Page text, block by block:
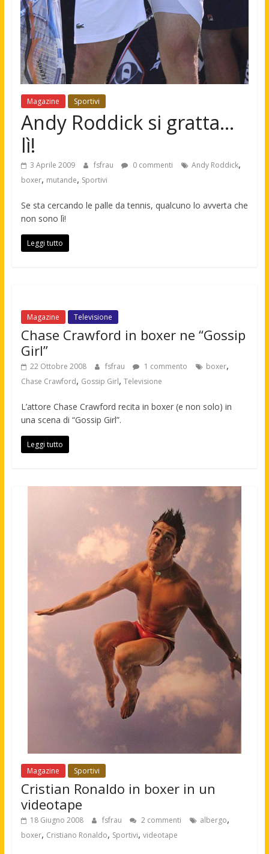
Magazine Sportivi
Andy Roddick si gratta…
lì!
3 Aprile 2009 fsfrau 0 commenti Andy Roddick,
boxer, mutande, Sportivi
Se sta cercando le palle da tennis, qualcuno lo avverta che
non sono lì!
Leggi tutto
Magazine Televisione
Chase Crawford in boxer ne “Gossip
Girl”
22 Ottobre 2008 fsfrau 1 commento boxer,
Chase Crawford, Gossip Girl, Televisione
L’attore Chase Crawford recita in boxer (e non solo) in
una scena di “Gossip Girl”.
Leggi tutto
Magazine Sportivi
Cristian Ronaldo in boxer in un
videotape
18 Giugno 2008 fsfrau 2 commenti albergo,
boxer, Cristiano Ronaldo, Sportivi, videotape